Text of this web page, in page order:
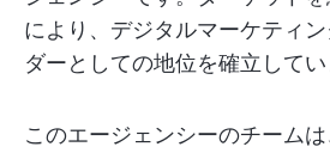
により、デジタルマーケティ
ダーとしての地位を確立してい
このエージェンシーのチーム